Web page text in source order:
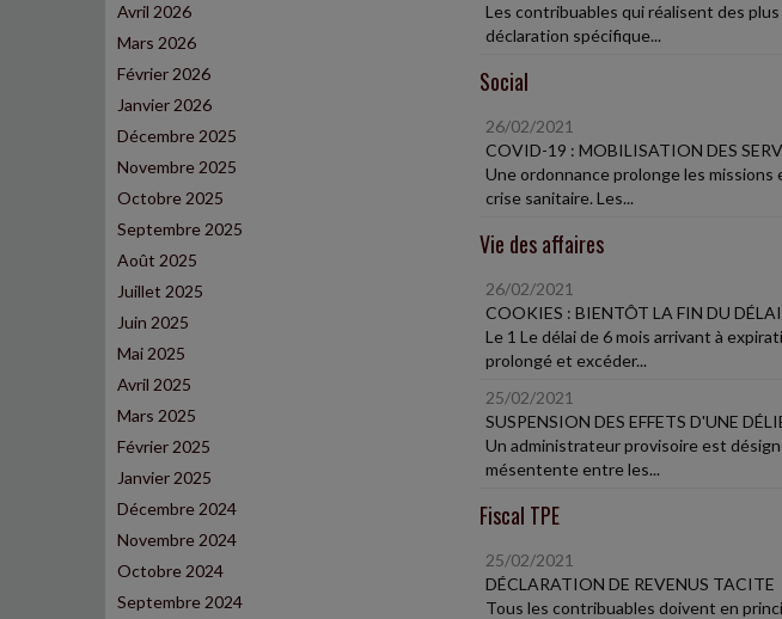
Avril 2026
Mars 2026
Février 2026
Janvier 2026
Décembre 2025
Novembre 2025
Octobre 2025
Septembre 2025
Août 2025
Juillet 2025
Juin 2025
Mai 2025
Avril 2025
Mars 2025
Février 2025
Janvier 2025
Décembre 2024
Novembre 2024
Octobre 2024
Septembre 2024
Les contribuables qui réalisent des
déclaration spécifique...
Social
26/02/2021
COVID-19 : MOBILISATION DES
Une ordonnance prolonge les
crise sanitaire. Les...
Vie des affaires
26/02/2021
COOKIES : BIENTÔT LA FIN DU
Le 1 Le délai de 6 mois arrivant à
prolongé et excéder...
25/02/2021
SUSPENSION DES EFFETS D'UNE
Un administrateur provisoire est
mésentente entre les...
Fiscal TPE
25/02/2021
DÉCLARATION DE REVENUS TACITE
Tous les contribuables doivent en